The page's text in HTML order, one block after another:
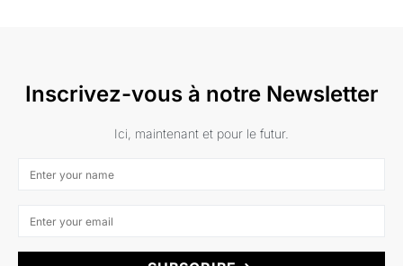
Inscrivez-vous à notre Newsletter
Ici, maintenant et pour le futur.